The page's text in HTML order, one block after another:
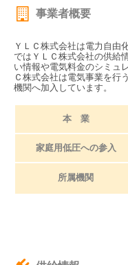
事業者概要
ＹＬＣ株式会社は電力自由
ではＹＬＣ株式会社の供給
い情報や電気料金のシミュ
Ｃ株式会社は電気事業を行
機関へ加入しています。
本 業
家庭用低圧への参入
所属機関